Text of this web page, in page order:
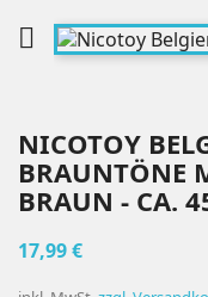

NICOTOY
BRAUNTÖNE
BRAUN - CA.
17,99 €